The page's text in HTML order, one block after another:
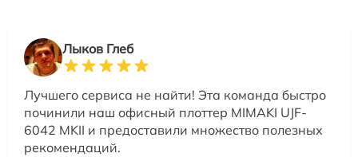
Лыков Глеб
Лучшего сервиса не найти! Эта команда быстро
починили наш офисный плоттер MIMAKI UJF-
6042 MKII и предоставили множество полезных
рекомендаций.